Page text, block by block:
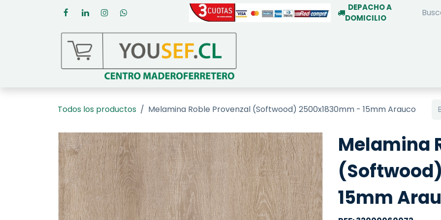
DEPACHO A
DOMICILIO
Todos los productos Melamina Roble Provenzal (Softwood) 2500x1830mm - 15mm Arauco
Melamina
15mm